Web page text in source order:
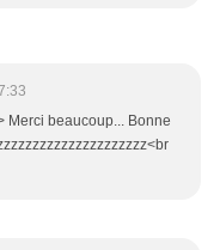
Merci beaucoup... Bonne